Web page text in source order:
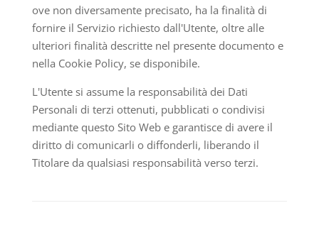
ove non diversamente precisato, ha la finalità di
fornire il Servizio richiesto dall'Utente, oltre alle
ulteriori finalità descritte nel presente documento e
nella Cookie Policy, se disponibile.
L'Utente si assume la responsabilità dei Dati
Personali di terzi ottenuti, pubblicati o condivisi
mediante questo Sito Web e garantisce di avere il
diritto di comunicarli o diffonderli, liberando il
Titolare da qualsiasi responsabilità verso terzi.